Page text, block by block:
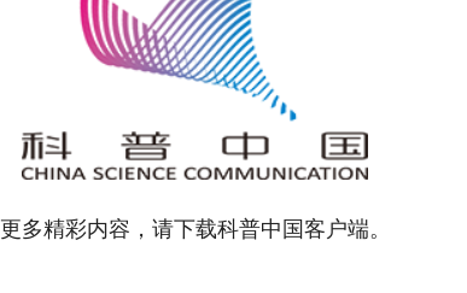
更多精彩内容，请下载科普中国客户端。